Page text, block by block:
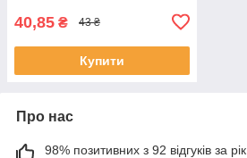
40,85 ₴ 43 ₴
Купити
Про нас
98% позитивних з 92 відгуків за рік